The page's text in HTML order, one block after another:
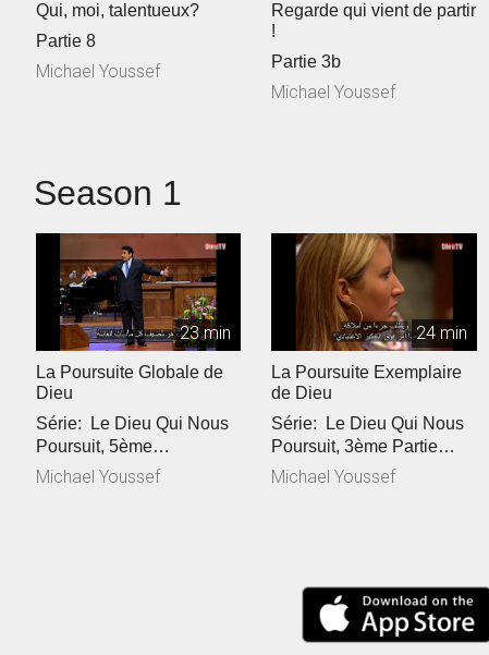
Qui, moi, talentueux?
Partie 8
Michael Youssef
Regarde qui vient de partir
!
Partie 3b
Michael Youssef
Season 1
23 min
La Poursuite Globale de
Dieu
Série: Le Dieu Qui Nous
Poursuit, 5ème
PartieRéférence Biblique:
Michael Youssef
24 min
La Poursuite Exemplaire
de Dieu
Série: Le Dieu Qui Nous
Poursuit, 3ème Partie
Référence Biblique: Luc
Michael Youssef